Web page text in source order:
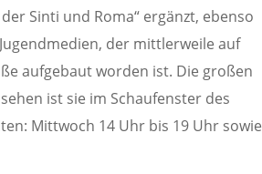
Sinti und Roma“ ergänzt, ebenso
der mittlerweile auf
aufgebaut worden ist. Die großen
ist sie im Schaufenster des
Mittwoch 14 Uhr bis 19 Uhr sowie